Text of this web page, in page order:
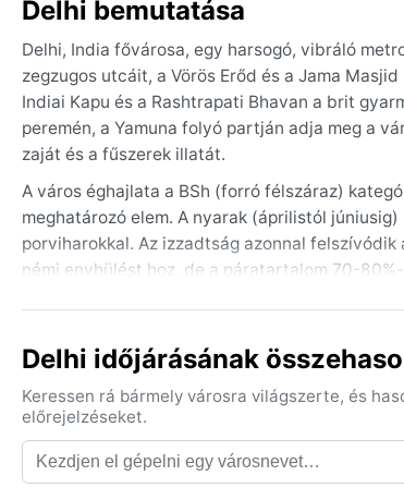
Delhi bemutatása
Delhi, India fővárosa, egy harsogó, vibráló
zegzugos utcáit, a Vörös Erőd és a Jama
Indiai Kapu és a Rashtrapati Bhavan a brit
peremén, a Yamuna folyó partján adja meg a
zaját és a fűszerek illatát.
A város éghajlata a BSh (forró félszáraz)
meghatározó elem. A nyarak (áprilistól
porviharokkal. Az izzadtság azonnal
némi enyhülést hoz, de a páratartalom 70-
öltözködést és sálat a ködös reggelekhez.
A legjobb időjárású időszak október végétől
25-30°C között mozog. Ez a turisták
együttes hatására olykor napokig tartó, sűrű
monszun előtti, hatalmas jégesővel kísért
Delhi időjárásának
Keressen rá bármely városra világszerte, és
előrejelzéseket.